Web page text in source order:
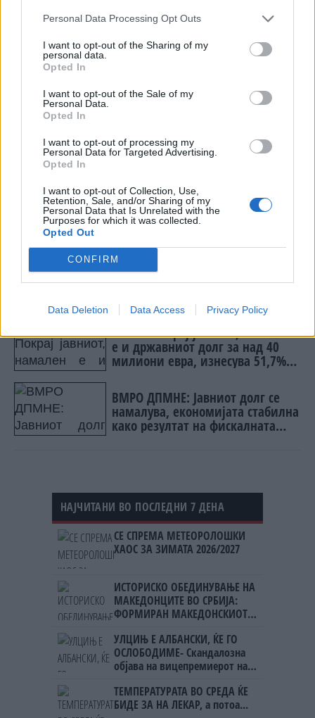
Personal Data Processing Opt Outs
I want to opt-out of the Sharing of my
personal data.
Opted In
I want to opt-out of the Sale of my
Personal Data.
Opted In
I want to opt-out of processing my
Personal Data for Targeted Advertising.
Opted In
I want to opt-out of Collection, Use,
Retention, Sale, and/or Sharing of my
Personal Data that Is Unrelated with the
Purposes for which it was collected.
Opted Out
CONFIRM
Data Deletion Data Access Privacy Policy
интелигенција се неконзистентни, неточни
честопати мора повторно да воведат
човечки надзор“
во провајдерот на HR решенија ADP.
Како што наведе таа, ова може да доведе до
дуплирање на напорот, побавно донесување
одлуки и намалена продуктивност.
Во исто време, анкета доставена до CNBC од
Роберт Халф покажа дека 32 проценти од
американските менаџери за вработување
елиминирале позиција првенствено поради
вештачката интелигенција, а потоа повторно
вработиле работник на иста или слична
позиција.
Попов: Покрај јавниот, намален
е и државниот долг за над 40
милиони евра, изнесува 51,7%
ВМРО ДПМНЕ: Јавниот долг се
намалува, економијата стабилна
како резултат на фискалната
дисциплина и домаќинско
НАЈЧИТАНИ ВО ПОСЛЕДНИ 7 ДЕНА
СЕ СПРЕМА МЕТЕОРОЛОШКИ
ХАОС ЗА ЗИМАТА 2026/2027
ИСТОРИСКО ОБЕДИНУВАЊЕ НА
МАКЕДОНЦИТЕ ВО СРБИЈА:
ФОРМИРАН МАКЕДОНСКИОТ
УЛЦИЊ Е АЛБАНСКИ, ЌЕ ГО
ОСЛОБОДИМЕ- Скандалозна
објава на вицепремиерот на
ТЕМПЕРАТУРАТА ВО СРЕДА ЌЕ
БИДЕ ЗА НА ЛЕКАР, а потоа...